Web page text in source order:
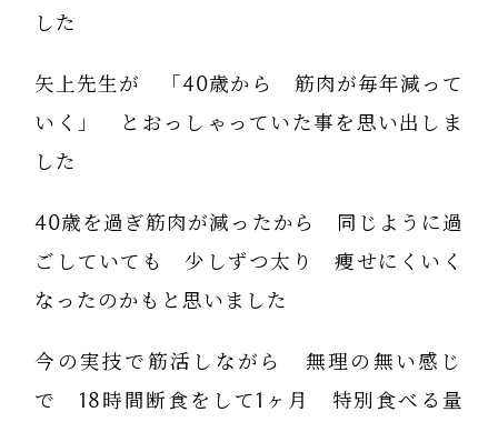
した
矢上先生が 「40歳から 筋肉が毎年減って
いく」 とおっしゃっていた事を思い出しま
した
40歳を過ぎ筋肉が減ったから 同じように過
ごしていても 少しずつ太り 痩せにくいく
なったのかもと思いました
今の実技で筋活しながら 無理の無い感じ
で 18時間断食をして1ヶ月 特別食べる量